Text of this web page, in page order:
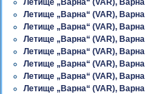
Летище „Варна“ (VAR), Варна
Летище „Варна“ (VAR), Варна
Летище „Варна“ (VAR), Варна
Летище „Варна“ (VAR), Варна
Летище „Варна“ (VAR), Варна
Летище „Варна“ (VAR), Варна
Летище „Варна“ (VAR), Варна
Летище „Варна“ (VAR), Варна